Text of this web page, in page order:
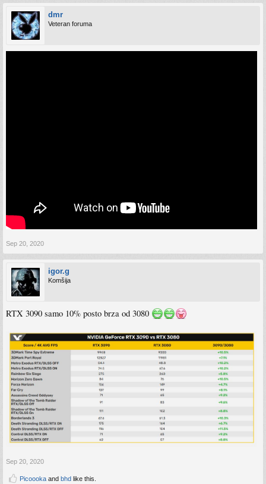
dmr
Veteran foruma
Sep 20, 2020
igor.g
Komšija
RTX 3090 samo 10% posto brza od 3080
Sep 20, 2020
Picoooka and bhd like this.